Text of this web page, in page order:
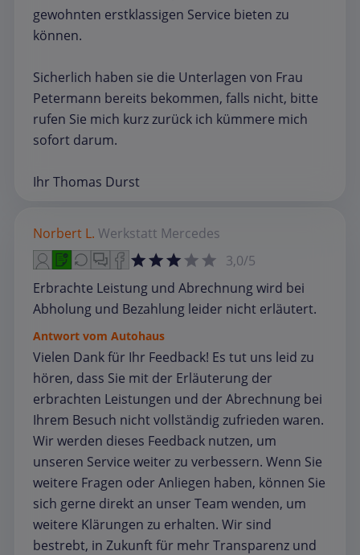
gewohnten erstklassigen Service bieten zu
können.
Sicherlich haben sie die Unterlagen von Frau
Petermann bereits bekommen, falls nicht, bitte
rufen Sie mich kurz zurück ich kümmere mich
sofort darum.
Ihr Thomas Durst
Norbert L. Werkstatt Mercedes
3,0/5
Erbrachte Leistung und Abrechnung wird bei
Abholung und Bezahlung leider nicht erläutert.
Antwort vom Autohaus
Vielen Dank für Ihr Feedback! Es tut uns leid zu
hören, dass Sie mit der Erläuterung der
erbrachten Leistungen und der Abrechnung bei
Ihrem Besuch nicht vollständig zufrieden waren.
Wir werden dieses Feedback nutzen, um
unseren Service weiter zu verbessern. Wenn Sie
weitere Fragen oder Anliegen haben, können Sie
sich gerne direkt an unser Team wenden, um
weitere Klärungen zu erhalten. Wir sind
bestrebt, in Zukunft für mehr Transparenz und